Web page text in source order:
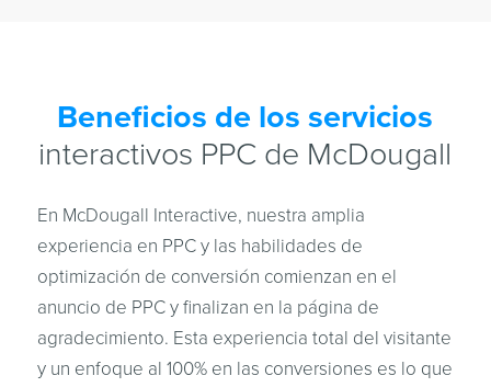
Beneficios de los servicios
interactivos PPC de McDougall
En McDougall Interactive, nuestra amplia
experiencia en PPC y las habilidades de
optimización de conversión comienzan en el
anuncio de PPC y finalizan en la página de
agradecimiento. Esta experiencia total del visitante
y un enfoque al 100% en las conversiones es lo que